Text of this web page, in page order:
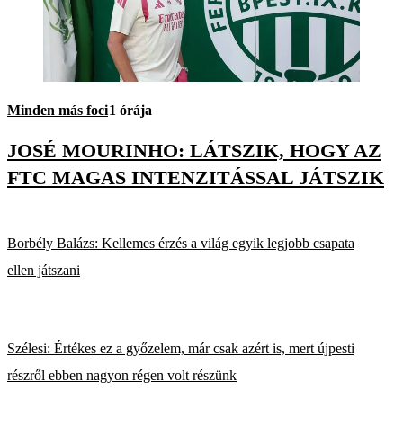
Minden más foci1 órája
JOSÉ MOURINHO: LÁTSZIK, HOGY AZ
FTC MAGAS INTENZITÁSSAL JÁTSZIK
Borbély Balázs: Kellemes érzés a világ egyik legjobb csapata
ellen játszani
Szélesi: Értékes ez a győzelem, már csak azért is, mert újpesti
részről ebben nagyon régen volt részünk